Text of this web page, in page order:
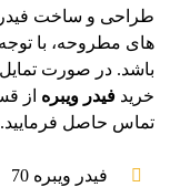
طراحی و ساخت فیدر
های مطروحه، با
باشد. در صورت
خریدفیدر ویبره از
تماس حاصل فرمایید.
فیدر ویبره 70